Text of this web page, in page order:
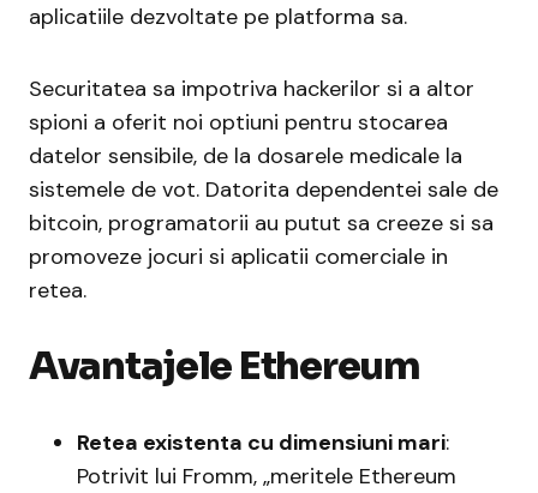
aplicatiile dezvoltate pe platforma sa.
Securitatea sa impotriva hackerilor si a altor
spioni a oferit noi optiuni pentru stocarea
datelor sensibile, de la dosarele medicale la
sistemele de vot. Datorita dependentei sale de
bitcoin, programatorii au putut sa creeze si sa
promoveze jocuri si aplicatii comerciale in
retea.
Avantajele Ethereum
Retea existenta cu dimensiuni mari:
Potrivit lui Fromm, „meritele Ethereum